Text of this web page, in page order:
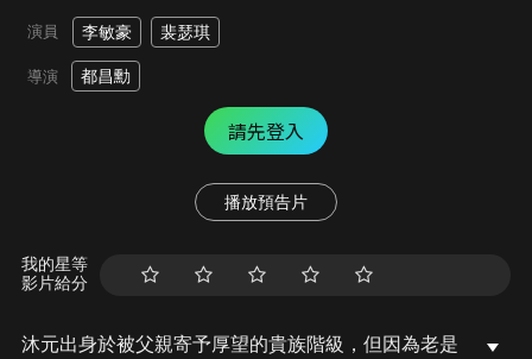
演員 李敏豪 裴瑟琪
導演 都昌勳
請先登入
播放預告片
我的星等
影片給分
沐元出身於被父親寄予厚望的貴族階級，但因為老是